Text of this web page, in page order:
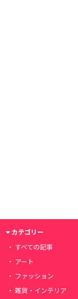
カテゴリー
すべての記事
アート
ファッション
雑貨・インテリア